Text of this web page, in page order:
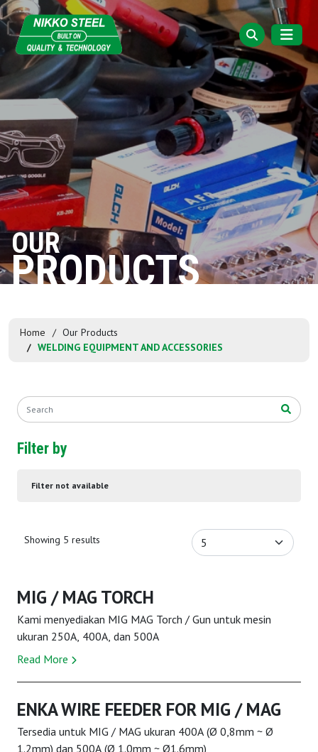
OUR
PRODUCTS
Home
Our Products
WELDING EQUIPMENT AND ACCESSORIES
Filter by
Filter not available
Showing 5 results
MIG / MAG TORCH
Kami menyediakan MIG MAG Torch / Gun untuk mesin
ukuran 250A, 400A, dan 500A
Read More
ENKA WIRE FEEDER FOR MIG / MAG
Tersedia untuk MIG / MAG ukuran 400A (Ø 0,8mm ~ Ø
1.2mm) dan 500A (Ø 1.0mm ~ Ø1.6mm)